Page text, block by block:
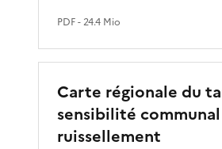
PDF- 24.4 Mio
Carte régionale du
sensibilité
ruissellement